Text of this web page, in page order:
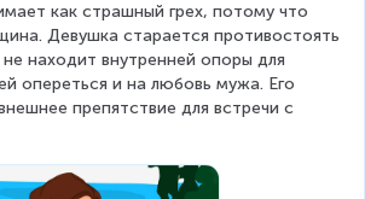
как страшный грех, потому что
Девушка старается противостоять
находит внутренней опоры для
опереться и на любовь мужа. Его
препятствие для встречи с